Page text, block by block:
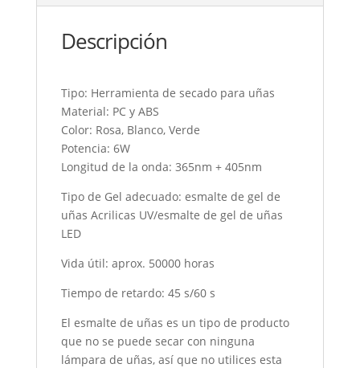
Descripción
Tipo: Herramienta de secado para uñas
Material: PC y ABS
Color: Rosa, Blanco, Verde
Potencia: 6W
Longitud de la onda: 365nm + 405nm
Tipo de Gel adecuado: esmalte de gel de
uñas Acrilicas UV/esmalte de gel de uñas
LED
Vida útil: aprox. 50000 horas
Tiempo de retardo: 45 s/60 s
El esmalte de uñas es un tipo de producto
que no se puede secar con ninguna
lámpara de uñas, así que no utilices esta